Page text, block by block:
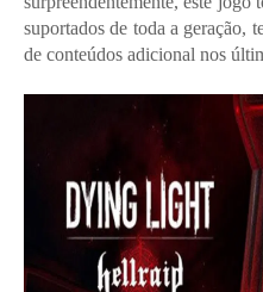
suportados de toda a geração,
de conteúdos adicional nos